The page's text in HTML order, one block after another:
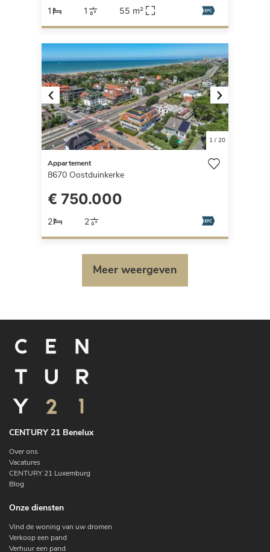
1 1 55 m²
Previous Next
1/ 20
Appartement
8670 Oostduinkerke
€ 750.000
2 2
Meer weergeven
CENTURY 21 Benelux
Over ons
Vacatures
CENTURY 21 Luxemburg
Blog
Onze diensten
Vind de woning van uw dromen
Verkoop een pand
Verhuur een pand